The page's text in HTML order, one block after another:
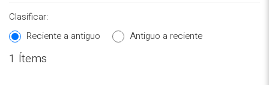
Clasificar:
Reciente a antiguo
Antiguo a reciente
1 Ítems